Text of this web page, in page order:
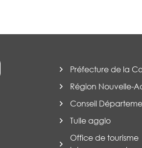
Préfecture de la
Région Nouvelle-
Conseil
Tulle agglo
Office de tourisme